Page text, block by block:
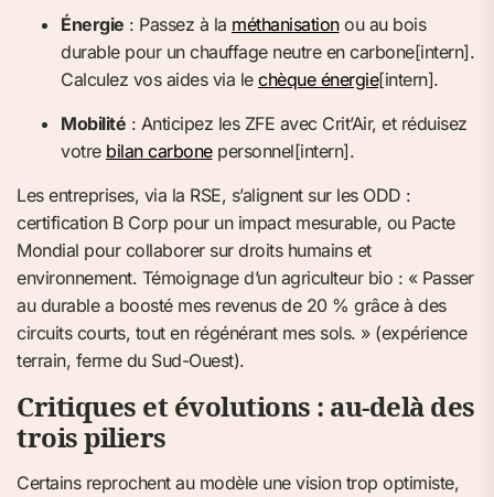
Énergie : Passez à la méthanisationou au bois
durable pour un chauffage neutre en carbone[intern].
Calculez vos aides via le chèque énergie[intern].
Mobilité : Anticipez les ZFE avec Crit’Air, et réduisez
votre bilan carbonepersonnel[intern].
Les entreprises, via la RSE, s’alignent sur les ODD :
certification B Corp pour un impact mesurable, ou Pacte
Mondial pour collaborer sur droits humains et
environnement. Témoignage d’un agriculteur bio : « Passer
au durable a boosté mes revenus de 20 % grâce à des
circuits courts, tout en régénérant mes sols. » (expérience
terrain, ferme du Sud-Ouest).
Critiques et évolutions : au-delà des
trois piliers
Certains reprochent au modèle une vision trop optimiste,